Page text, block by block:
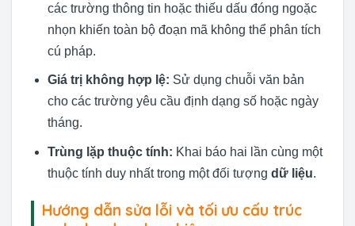
các trường thông tin hoặc thiếu dấu đóng ngoặc
nhọn khiến toàn bộ đoạn mã không thể phân tích
cú pháp.
Giá trị không hợp lệ: Sử dụng chuỗi văn bản
cho các trường yêu cầu định dạng số hoặc ngày
tháng.
Trùng lặp thuộc tính: Khai báo hai lần cùng một
thuộc tính duy nhất trong một đối tượng dữ liệu.
Hướng dẫn sửa lỗi và tối ưu cấu trúc